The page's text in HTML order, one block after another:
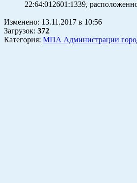
22:64:012601:1339,
Изменено: 13.11.2017 в 10:56
Загрузок: 372
Категория: МПА Администрации